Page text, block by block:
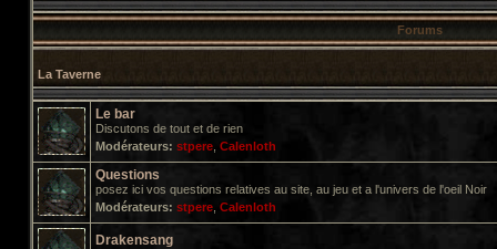
Forums
La Taverne
Le bar
Discutons de tout et de rien
Modérateurs: stpere Calenloth
Questions
posez ici vos questions relatives au site, au jeu et a l'univers de l'oeil Noir
Modérateurs: stpere Calenloth
Drakensang